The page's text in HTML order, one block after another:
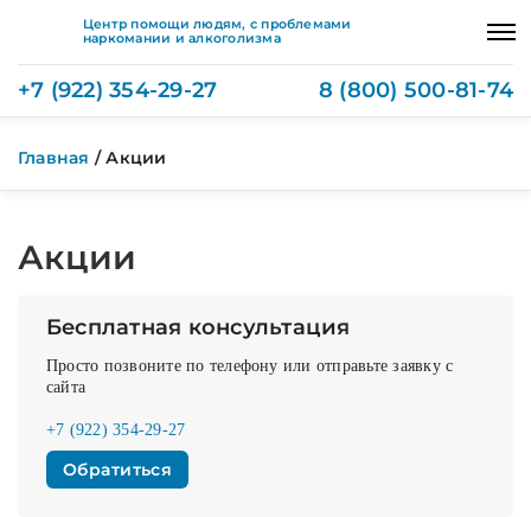
Центр помощи людям, с проблемами
наркомании и алкоголизма
+7 (922) 354-29-27 8 (800) 500-81-74
Главная /Акции
Акции
Бесплатная консультация
Просто позвоните по телефону или отправьте заявку с
сайта
+7 (922) 354-29-27
Обратиться